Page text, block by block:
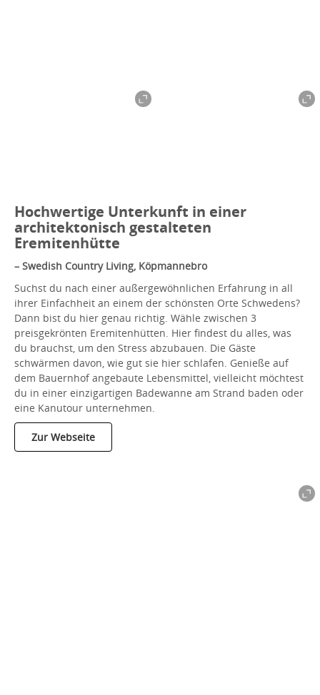
Hochwertige Unterkunft in einer
architektonisch gestalteten
Eremitenhütte
– Swedish Country Living, Köpmannebro
Suchst du nach einer außergewöhnlichen Erfahrung in all
ihrer Einfachheit an einem der schönsten Orte Schwedens?
Dann bist du hier genau richtig. Wähle zwischen 3
preisgekrönten Eremitenhütten. Hier findest du alles, was
du brauchst, um den Stress abzubauen. Die Gäste
schwärmen davon, wie gut sie hier schlafen. Genieße auf
dem Bauernhof angebaute Lebensmittel, vielleicht möchtest
du in einer einzigartigen Badewanne am Strand baden oder
eine Kanutour unternehmen.
Zur Webseite